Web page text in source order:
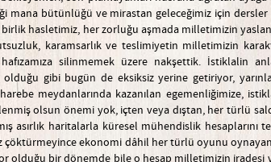
mana bütünlüğü ve mirastan geleceğimiz için dersler
hasletimiz, her zorluğu aşmada milletimizin
karamsarlık ve teslimiyetin milletimizin
silinmemek üzere nakşettik. İstiklalin
gibi bugün de eksiksiz yerine getiriyor,
meydanlarında kazanılan egemenliğimize,
olsun önemi yok, içten veya dıştan, her türlü
asırlık haritalarla küresel mühendislik hesaplarını
çöktürmeyince ekonomi dâhil her türlü oyunu